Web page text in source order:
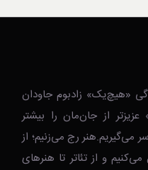
«هیچ‌یک» زادبوم جاودان
از جان‌مان را بیشتر
می‌گیریم.هنر رج می‌زنیم؛ از
و از تئاتر تا هنرهای